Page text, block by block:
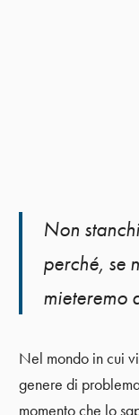
Non
perché, se
mieteremo
Nel mondo in cui
genere di
momento che lo